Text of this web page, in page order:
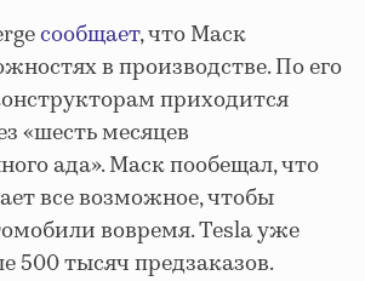
сообщает, что Маск
в производстве. По его
приходится
«шесть месяцев
ада». Маск пообещал, что
все возможное, чтобы
вовремя. Tesla уже
500 тысяч предзаказов.